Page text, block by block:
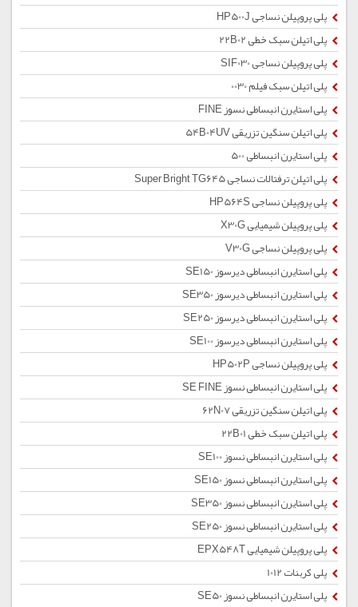
پلی پروپیلن نساجی HP500J
پلی اتیلن سبک خطی 22B02
پلی پروپیلن نساجی SIF030
پلی اتیلن سبک فیلم 0030
پلی استایرن انبساطی نسوز FINE
پلی اتیلن سنگین تزریقی 54B04UV
پلی استایرن انبساطی 500
پلی اتیلن ترفتالات نساجی Super Bright TG645
پلی پروپیلن نساجی HP564S
پلی پروپیلن شیمیایی X30G
پلی پروپیلن نساجی V30G
پلی استایرن انبساطی دیرسوز SE150
پلی استایرن انبساطی دیرسوز SE350
پلی استایرن انبساطی دیرسوز SE250
پلی استایرن انبساطی دیرسوز SE100
پلی پروپیلن نساجی HP502P
پلی استایرن انبساطی نسوز SE FINE
پلی اتیلن سنگین تزریقی 62N07
پلی اتیلن سبک خطی 22B01
پلی استایرن انبساطی نسوز SE100
پلی استایرن انبساطی نسوز SE150
پلی استایرن انبساطی نسوز SE350
پلی استایرن انبساطی نسوز SE250
پلی پروپیلن شیمیایی EPX548T
پلی کربنات 1012
پلی استایرن انبساطی نسوز SE50